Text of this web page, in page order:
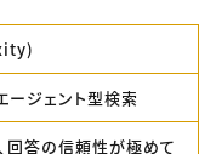
ジェント型検索
回答の信頼性が極めて